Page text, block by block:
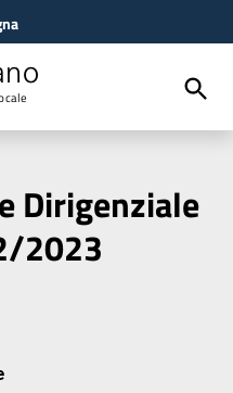
Dirigenziale
2023